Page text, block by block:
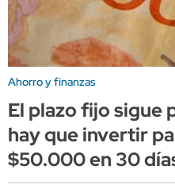
Ahorro y finanzas
El plazo fijo sigue
hay que invertir
$50.000 en 30